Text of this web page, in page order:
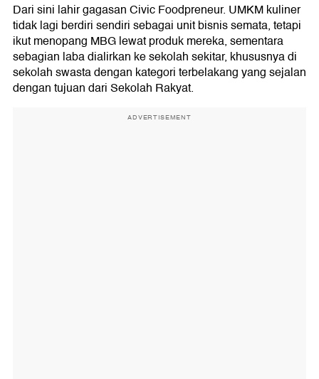
Dari sini lahir gagasan Civic Foodpreneur. UMKM kuliner
tidak lagi berdiri sendiri sebagai unit bisnis semata, tetapi
ikut menopang MBG lewat produk mereka, sementara
sebagian laba dialirkan ke sekolah sekitar, khususnya di
sekolah swasta dengan kategori terbelakang yang sejalan
dengan tujuan dari Sekolah Rakyat.
ADVERTISEMENT